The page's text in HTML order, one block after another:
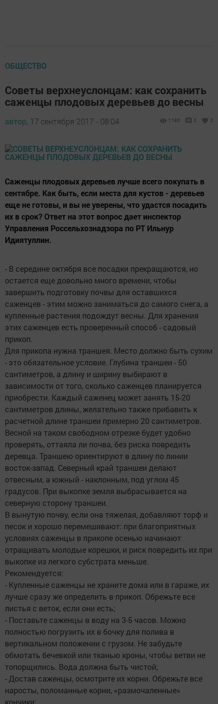
ОБЩЕСТВО
Советы верхнеуслонцам: как сохранить
саженцы плодовых деревьев до весны
автор, 17 сентября 2017 - 08:04 1183 0 0
Саженцы плодовых деревьев лучше всего покупать в
сентябре. Как быть, если места для кустов - деревьев
еще не готовы, и вы не уверены, что удастся посадить
их в срок? Ответ на этот вопрос дает инспектор
Управления Россельхознадзора по РТ Ильнур
Идиятуллин.
- В середине октября все посадки прекращаются, но
остается еще довольно много времени, чтобы
завершить подготовку почвы для оставшихся
саженцев - этим можно заниматься до самого снега, а
купленные растения подождут весны. Для хранения
этих саженцев есть проверенный способ - садовый
прикоп.
Для прикопа нужна траншея. Место должно быть сухим
- это обязательное условие. Глубина траншеи - 50
сантиметров, а длину и ширину выбирают в
зависимости от того, сколько саженцев планируется
приобрести. Каждый саженец может занять 15-20
сантиметров длины, желательно также прибавить к
расчетной длине траншеи примерно 20 сантиметров.
Весной на таком свободном отрезке будет удобно
проверять, оттаяла ли почва, без риска повредить
деревца. Траншею ориентируют в длину по линии
восток-запад. Северный край траншеи делают
отвесным, а южный - наклонным, под углом 45
градусов. При выкопке земля выбрасывается на
северную сторону траншеи.
В вынутую почву, если она тяжелая, добавляют торф и
песок и хорошо перемешивают: при благоприятных
условиях саженцы в прикопе осенью начинают
отращивать молодые корешки, и риск повредить их при
выкопке из легкого субстрата меньше.
Рекомендуется:
- Купленные саженцы не храните дома или в гараже, их
лучше сразу же определить в прикоп. Обрежьте все
листья с веток, если они есть;
- Поставьте саженцы в воду на 3-5 часов. Можно
полностью погрузить их в бочку для полива в
вертикальном положении с грузом. Не забудьте
обмотать бечевкой или тканью кроны, чтобы ветви не
топорщились. Вода должна быть чистой;
- Достав саженцы, осмотрите их корни. Обрежьте все
наросты, поломанные корни, «размочаленные»